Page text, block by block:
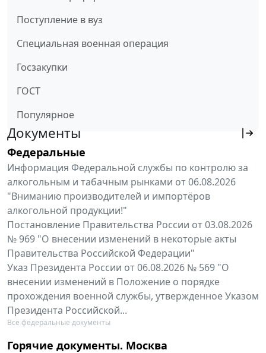
Поступление в вуз
Специальная военная операция
Госзакупки
ГОСТ
Популярное
Документы
Федеральные
Информация Федеральной службы по контролю за
алкогольным и табачным рынками от 06.08.2026
"Вниманию производителей и импортёров
алкогольной продукции!"
Постановление Правительства России от 03.08.2026
№ 969 "О внесении изменений в некоторые акты
Правительства Российской Федерации"
Указ Президента России от 06.08.2026 № 569 "О
внесении изменений в Положение о порядке
прохождения военной службы, утвержденное Указом
Президента Российской...
Все федеральные документы
Горячие документы. Москва